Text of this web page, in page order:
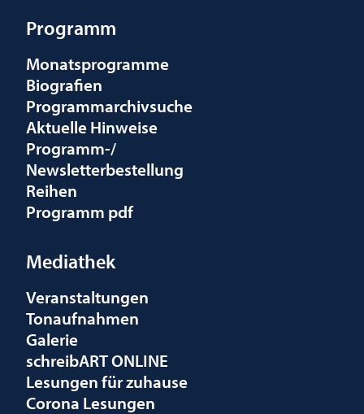
Programm
Monatsprogramme
Biografien
Programmarchivsuche
Aktuelle Hinweise
Programm-/
Newsletterbestellung
Reihen
Programm pdf
Mediathek
Veranstaltungen
Tonaufnahmen
Galerie
schreibART ONLINE
Lesungen für zuhause
Corona Lesungen